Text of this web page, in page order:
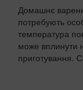
Домашнє
потребують
температура
може вплинути
приготування.